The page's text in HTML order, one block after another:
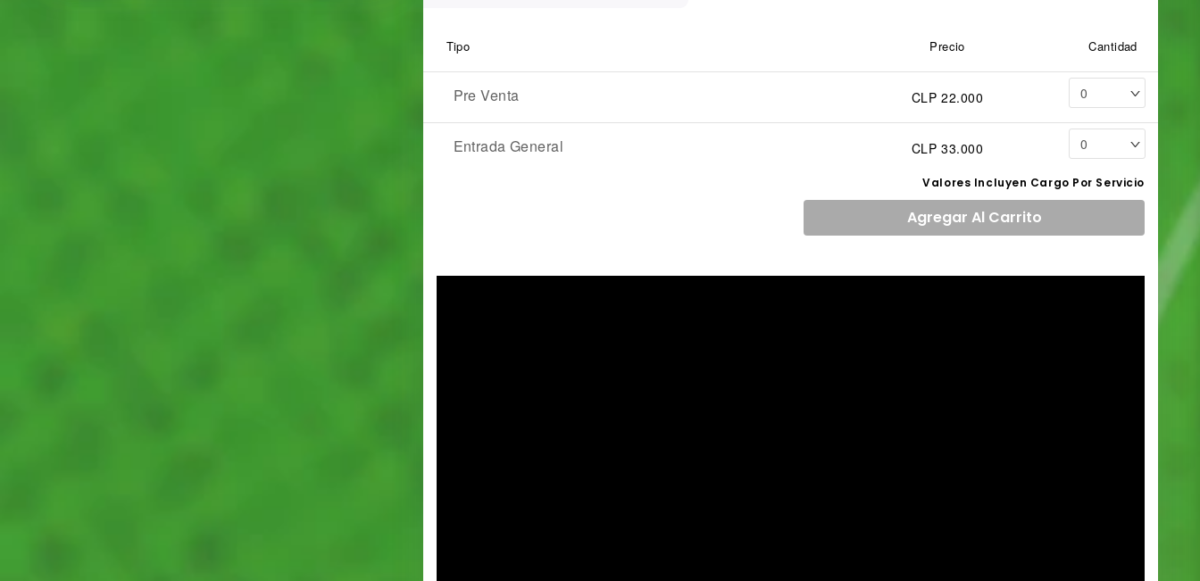
Tipo Precio Cantidad
Pre Venta CLP 22.000
Entrada General CLP 33.000
Valores Incluyen Cargo Por Servicio
Agregar Al Carrito